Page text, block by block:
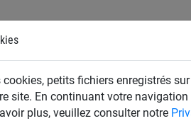
petits fichiers enregistrés
site. En continuant votre
plus, veuillez consulter notre
FILETS D'INDUSTRIE